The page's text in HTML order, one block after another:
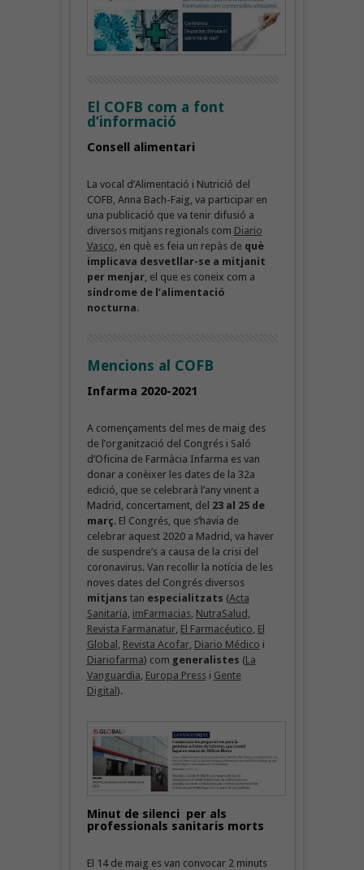
El COFB com a font
d’informació
Consell alimentari
La vocal d’Alimentació i Nutrició del
COFB, Anna Bach-Faig, va participar en
una publicació que va tenir difusió a
diversos mitjans regionals com Diario
Vasco, en què es feia un repàs de què
implicava desvetllar-se a mitjanit
per menjar, el que es coneix com a
síndrome de l’alimentació
nocturna.
Mencions al COFB
Infarma 2020-2021
A començaments del mes de maig des
de l’organització del Congrés i Saló
d’Oficina de Farmàcia Infarma es van
donar a conèixer les dates de la 32a
edició, que se celebrarà l’any vinent a
Madrid, concertament, del 23 al 25 de
març. El Congrés, que s’havia de
celebrar aquest 2020 a Madrid, va haver
de suspendre’s a causa de la crisi del
coronavirus. Van recollir la notícia de les
noves dates del Congrés diversos
mitjans tan especialitzats (Acta
Sanitaria, imFarmacias, NutraSalud ,
Revista Farmanatur, El Farmacéutico, El
Global , Revista Acofar, Diario Médico i
Diariofarma) com generalistes (La
Vanguardia, Europa Pressi Gente
Digital ).
Minut de silenci per als
professionals sanitaris morts
El 14 de maig es van convocar 2 minuts